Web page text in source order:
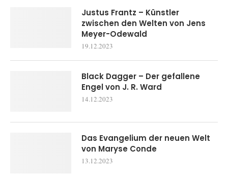
Justus Frantz – Künstler
zwischen den Welten von Jens
Meyer-Odewald
19.12.2023
Black Dagger – Der gefallene
Engel von J. R. Ward
14.12.2023
Das Evangelium der neuen Welt
von Maryse Conde
13.12.2023